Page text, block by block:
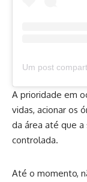
A prioridade em
vidas, acionar os
da área até que
controlada.
Até o momento,